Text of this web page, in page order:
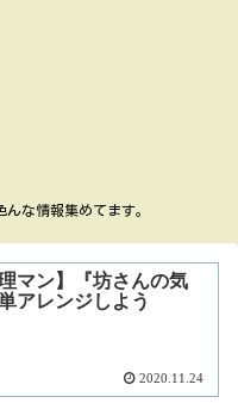
な情報集めてます。
理マン】『坊さんの気
アレンジしよう
2020.11.24